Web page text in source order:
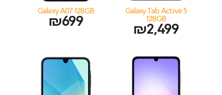
Galaxy Tab Active 5
128GB
₪2,499
Galaxy A07 128GB
₪699